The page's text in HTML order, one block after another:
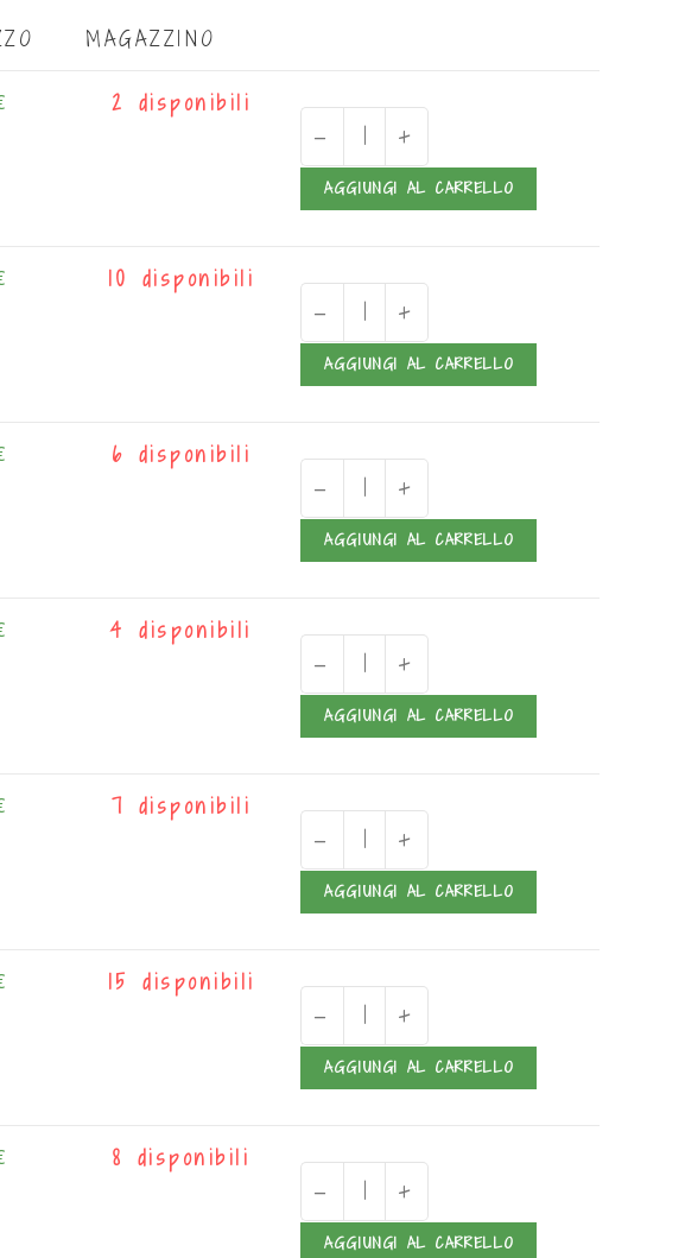
MAGAZZINO
2 disponibili
- +
AGGIUNGI AL CARRELLO
10 disponibili
- +
AGGIUNGI AL CARRELLO
6 disponibili
- +
AGGIUNGI AL CARRELLO
4 disponibili
- +
AGGIUNGI AL CARRELLO
7 disponibili
- +
AGGIUNGI AL CARRELLO
15 disponibili
- +
AGGIUNGI AL CARRELLO
8 disponibili
- +
AGGIUNGI AL CARRELLO